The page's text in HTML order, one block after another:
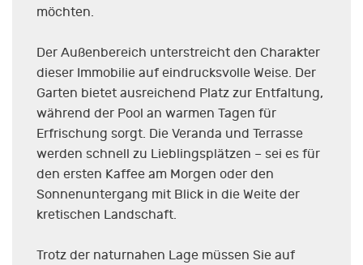
möchten.
Der Außenbereich unterstreicht den Charakter
dieser Immobilie auf eindrucksvolle Weise. Der
Garten bietet ausreichend Platz zur Entfaltung,
während der Pool an warmen Tagen für
Erfrischung sorgt. Die Veranda und Terrasse
werden schnell zu Lieblingsplätzen – sei es für
den ersten Kaffee am Morgen oder den
Sonnenuntergang mit Blick in die Weite der
kretischen Landschaft.
Trotz der naturnahen Lage müssen Sie auf